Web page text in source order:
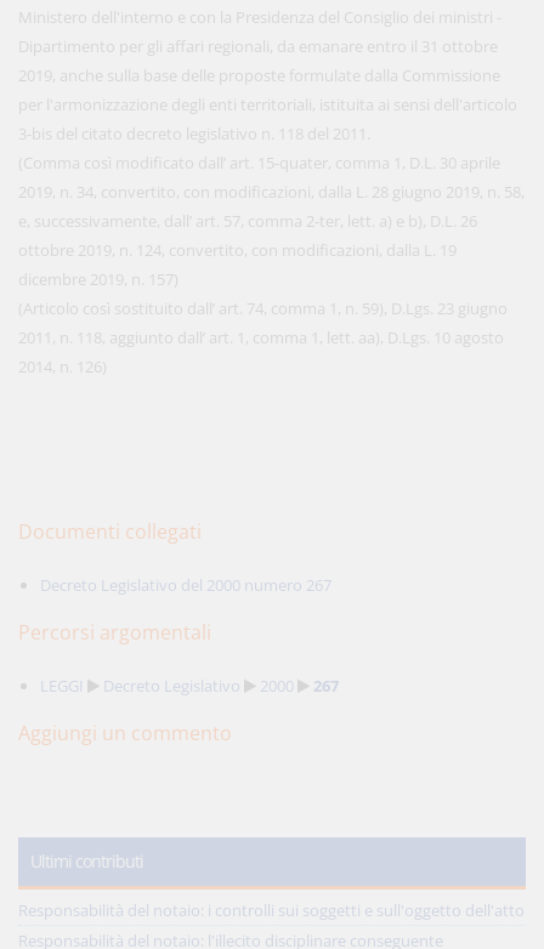
Ministero dell'interno e con la Presidenza del Consiglio dei ministri -
Dipartimento per gli affari regionali, da emanare entro il 31 ottobre
2019, anche sulla base delle proposte formulate dalla Commissione
per l'armonizzazione degli enti territoriali, istituita ai sensi dell'articolo
3-bis del citato decreto legislativo n. 118 del 2011.
(Comma così modificato dall’ art. 15-quater, comma 1, D.L. 30 aprile
2019, n. 34, convertito, con modificazioni, dalla L. 28 giugno 2019, n. 58,
e, successivamente, dall’ art. 57, comma 2-ter, lett. a) e b), D.L. 26
ottobre 2019, n. 124, convertito, con modificazioni, dalla L. 19
dicembre 2019, n. 157)
(Articolo così sostituito dall’ art. 74, comma 1, n. 59), D.Lgs. 23 giugno
2011, n. 118, aggiunto dall’ art. 1, comma 1, lett. aa), D.Lgs. 10 agosto
2014, n. 126)
Documenti collegati
Decreto Legislativo del 2000 numero 267
Percorsi argomentali
LEGGI Decreto Legislativo 2000 267
Aggiungi un commento
Ultimi contributi
Responsabilità del notaio: i controlli sui soggetti e sull'oggetto dell'atto
Responsabilità del notaio: l'illecito disciplinare conseguente